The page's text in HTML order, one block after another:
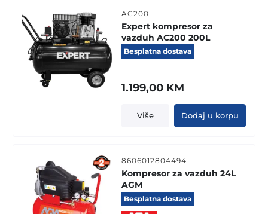
AC200
Expert kompresor za
vazduh AC200 200L
Besplatna dostava
1.199,00 KM
Više Dodaj u korpu
8606012804494
Kompresor za vazduh 24L
AGM
Besplatna dostava